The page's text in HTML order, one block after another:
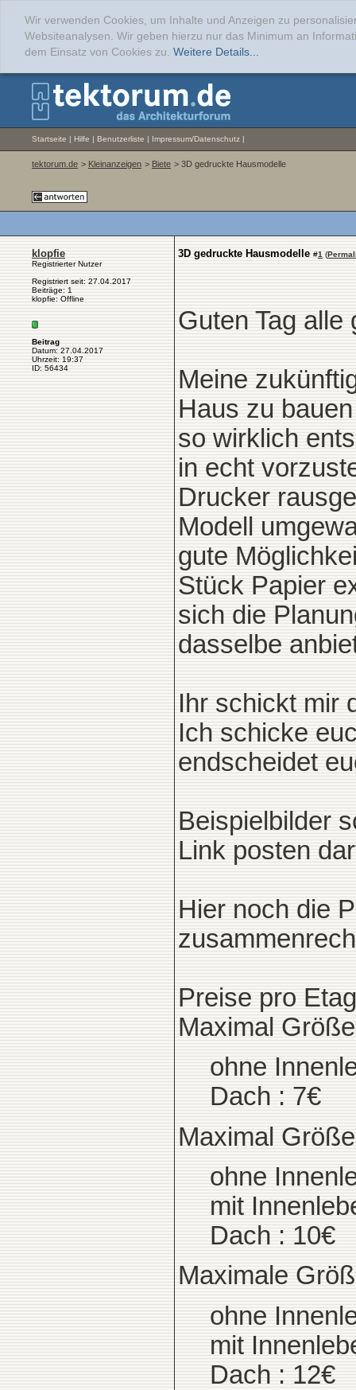
Wir verwenden Cookies, um Inhalte und Anzeigen zu
Websiteanalysen. Wir geben hierzu nur das Minimum an
dem Einsatz von Cookies zu. Weitere Details...
Startseite | Hilfe | Benutzerliste | Impressum/Datenschutz |
tektorum.de > Kleinanzeigen > Biete > 3D gedruckte Hausmodelle
klopfie
Registrierter Nutzer
Registriert seit: 27.04.2017
Beiträge: 1
klopfie: Offline
Beitrag
Datum: 27.04.2017
Uhrzeit: 19:37
ID: 56434
3D gedruckte Hausmodelle #1 (
Guten Tag alle
Meine
Haus zu
so wirklich
in echt
Drucker
Modell
gute
Stück Papier
sich die
dasselbe
Ihr schickt mir
Ich schicke
endscheidet
Beispielbilder
Link posten
Hier noch die
Preise pro
Maximal
ohne
Dach : 7€
Maximal
ohne
mit
Dach : 10€
Maximale
ohne
mit
Dach : 12€